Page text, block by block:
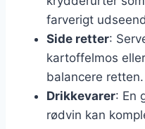
farverigt
Side retter:
kartoffelmos
balancere retten.
Drikkevarer: En
rødvin kan